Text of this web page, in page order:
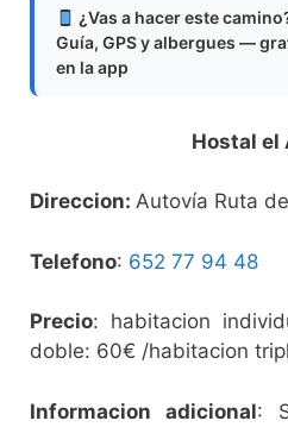
¿Vas a hacer este
Guía, GPS y albergues —
en la app
Hostal el
Direccion: Autovía Ruta
Telefono: 652 77 94 48
Precio: habitacion
doble: 60€ /habitacion
Informacion adicional: